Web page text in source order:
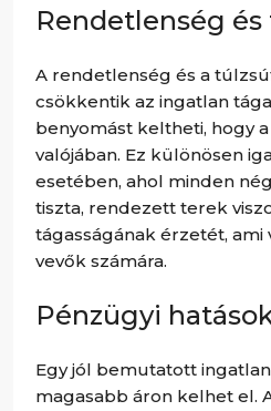
Rendetlenség
A rendetlenség és a
csökkentik az ingatlan
benyomást keltheti, hogy
valójában. Ez különösen
esetében, ahol minden
tiszta, rendezett terek
tágasságának érzetét, ami
vevők számára.
Pénzügyi
Egy jól bemutatott
magasabb áron kelhet el.